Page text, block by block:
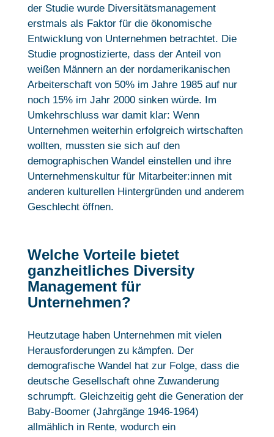
der Studie wurde Diversitätsmanagement
erstmals als Faktor für die ökonomische
Entwicklung von Unternehmen betrachtet. Die
Studie prognostizierte, dass der Anteil von
weißen Männern an der nordamerikanischen
Arbeiterschaft von 50% im Jahre 1985 auf nur
noch 15% im Jahr 2000 sinken würde. Im
Umkehrschluss war damit klar: Wenn
Unternehmen weiterhin erfolgreich wirtschaften
wollten, mussten sie sich auf den
demographischen Wandel einstellen und ihre
Unternehmenskultur für Mitarbeiter:innen mit
anderen kulturellen Hintergründen und anderem
Geschlecht öffnen.
Welche Vorteile bietet
ganzheitliches Diversity
Management für
Unternehmen?
Heutzutage haben Unternehmen mit vielen
Herausforderungen zu kämpfen. Der
demografische Wandel hat zur Folge, dass die
deutsche Gesellschaft ohne Zuwanderung
schrumpft. Gleichzeitig geht die Generation der
Baby-Boomer (Jahrgänge 1946-1964)
allmählich in Rente, wodurch ein